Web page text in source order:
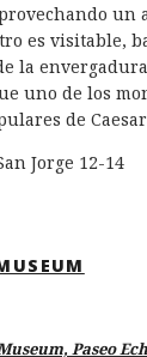
un
es visitable,
la
uno de los
de
Jorge 12-14